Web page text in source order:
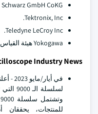
GmbH CoKG
Tektronix, Inc.
Teledyne LeCroy Inc.
Yokogawa هيئة القياس
Industry News
في